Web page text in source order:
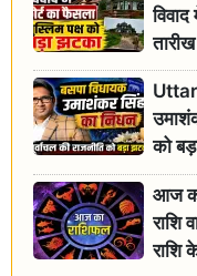
को
आज
राशि
राशि